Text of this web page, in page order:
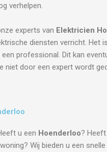
verhelpen.
experts van Elektricien
diensten verricht. Het
professional. Dit kan
niet door een expert wordt
u een Hoenderloo?
Wij bieden u een